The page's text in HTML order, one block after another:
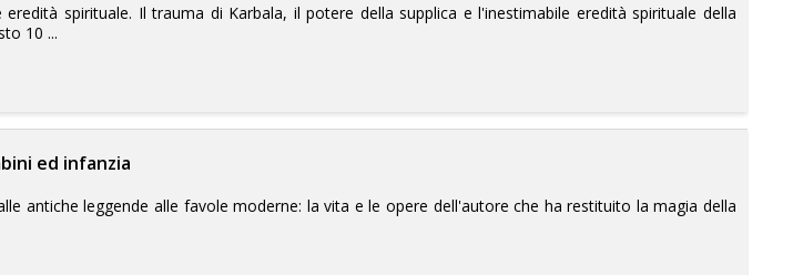
spirituale. Il trauma di Karbala, il potere della supplica e l'inestimabile eredità spirituale della
10 ...
ed infanzia
antiche leggende alle favole moderne: la vita e le opere dell'autore che ha restituito la magia della